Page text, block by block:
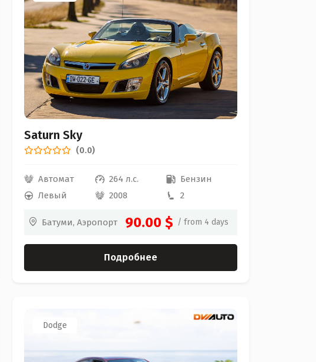
Saturn Sky
(0.0)
Автомат 264 л.с.
Бензин
Левый
2008 2
Батуми, Аэропорт 90.00 $ / from 4 days
Подробнее
Dodge